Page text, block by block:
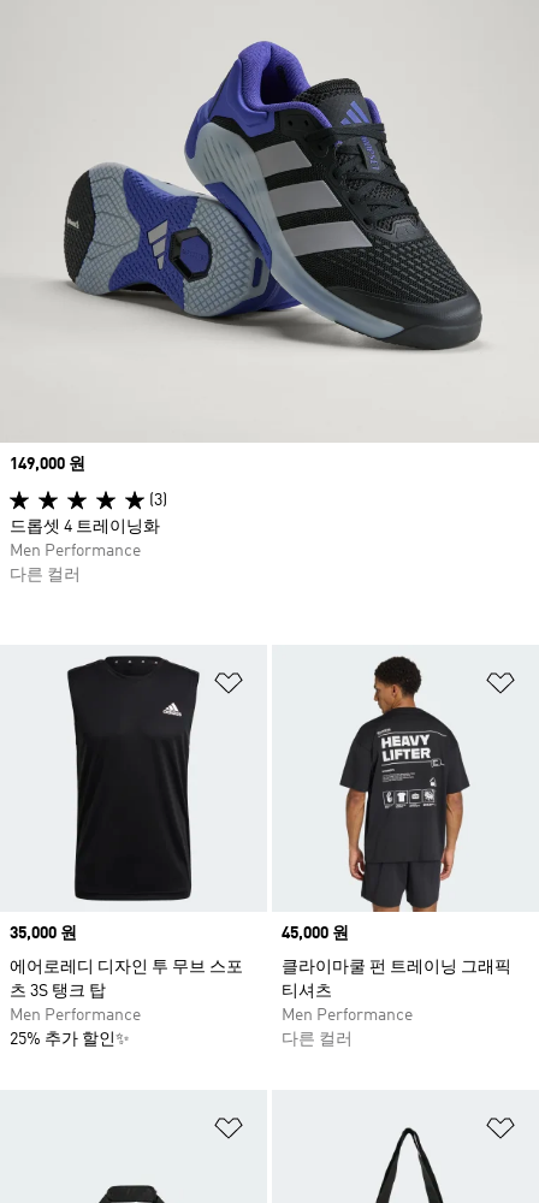
위시리스트 담기
Price
35,000 원
에어로레디 디자인 투 무브 스포
츠 3S 탱크 탑
Men Performance
25% 추가 할인✨
Price
45,000 원
클라이마쿨 펀 트레이닝 그래픽
티셔츠
Men Performance
다른 컬러
Price
149,000 원
(3)
드롭셋 4 트레이닝화
Men Performance
다른 컬러